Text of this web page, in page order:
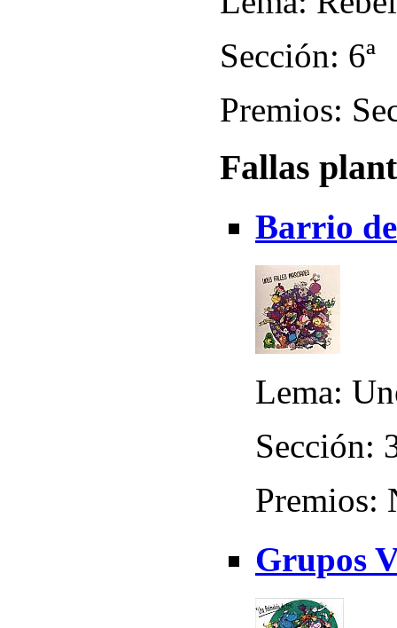
Sección: 6ª
Premios:
Fallas
Barrio
Lema:
Sección:
Premios:
Grupos